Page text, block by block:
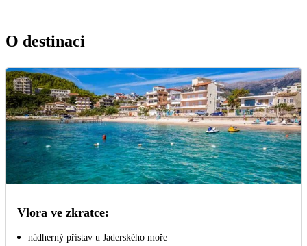
O destinaci
Vlora ve zkratce:
nádherný přístav u Jaderského moře